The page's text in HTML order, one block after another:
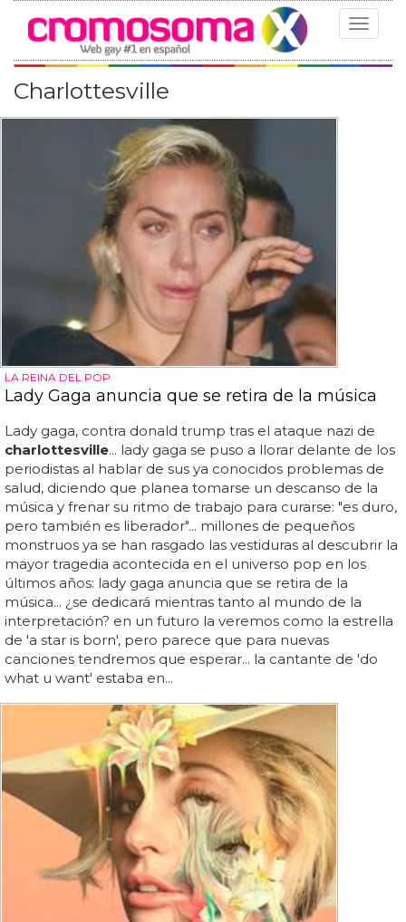
Toggle
Charlottesville
LA REINA DEL POP
Lady Gaga anuncia que se retira de la música
Lady gaga, contra donald trump tras el ataque nazi de
charlottesville... lady gaga se puso a llorar delante de los
periodistas al hablar de sus ya conocidos problemas de
salud, diciendo que planea tomarse un descanso de la
música y frenar su ritmo de trabajo para curarse: "es duro,
pero también es liberador"... millones de pequeños
monstruos ya se han rasgado las vestiduras al descubrir la
mayor tragedia acontecida en el universo pop en los
últimos años: lady gaga anuncia que se retira de la
música... ¿se dedicará mientras tanto al mundo de la
interpretación? en un futuro la veremos como la estrella
de 'a star is born', pero parece que para nuevas
canciones tendremos que esperar... la cantante de 'do
what u want' estaba en...